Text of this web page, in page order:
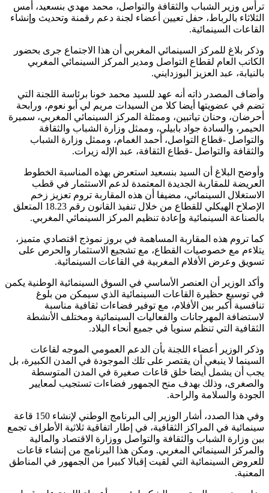
ترأس وزير الشباب والثقافة والتواصل، محمد مهدي بنسعيد، أمس
الثلاثاء بالرباط، حفل تعيين أعضاء لجنة دعم رقمنة وتحديث وإنشاء
القاعات السينمائية.
وذكر بلاغ للمركز السينمائي المغربي أن هذا الاجتماع جرى بحضور
الكاتب العام لقطاع التواصل ومدير المركز السينمائي المغربي
بالنيابة، عبد العزيز البوزدايني.
وأضاف المصدر ذاته أنه عهد للسيد محمد خونا برئاسة اللجنة التي
تضم في عضويتها أيضا كلا من السيدات مريم لي أبو نعوم، ورابحة
أحرضان، وحنان تياتبين، وممثلة المركز السينمائي المغربي، سميرة
الحيمر، والسادة جواد بابيلي، وممثل وزارة الشباب والثقافة
والتواصل -قطاع التواصل، أحمد الغمام، وممثل وزارة الشباب
والثقافة والتواصل -قطاع الثقافة، عبد الإله زيرات.
وأوضح البلاغ أن السيد بنسعيد استعرض بهذه المناسبة الخطوط
العريضة للمقاربة الجديدة المعتمدة لدعم الاستثمار في قطب
الاستغلال السينمائي، مضيفا أن هذه المقاربة تروم تعزيز زخم
الإصلاح الهيكلي للقطاع من خلال تنفيذ القانون رقم 18.23 المتعلق
بالصناعة السينمائية وإعادة تنظيم المركز السينمائي المغربي.
كما تروم هذه المقاربة المساهمة في بروز نموذج اقتصادي متميز،
يتلاءم مع خصوصيات القطاع، مع تشجيع الاستثمار والحرص على
تسويق وعرض الأفلام المغربية في القاعات السينمائية.
وأكد الوزير أن العنصر الأساسي في السوق السينمائية الوطنية يكمن
في توسيع حظيرة القاعات السينمائية الذي سيمكن من بلوغ
تنافسية أكبر بين الأفلام، مع توفير فضاءات ثقافية مناسبة
لاستضافة المهرجانات والفعاليات السينمائية ومختلف الأنشطة
الثقافية التي تنظم سنويا في جميع أنحاء البلاد.
وذكر الوزير أعضاء اللجنة بأن الدعم العمومي الموجه لقاعات
السينما لا ينبغي أن يقتصر على تلك الموجودة في المدن الكبيرة، بل
يجب أن يشمل أيضا خلق قاعات صغيرة في المدن المتوسطة
والصغرى، وذلك بهدف منح الجمهور فضاءات تستجيب لمعايير
الجودة والسلامة والراحة.
وفي هذا الصدد، أشار الوزير إلى البرنامج الوطني لإنشاء 150 قاعة
سينمائية في المراكز الثقافية، في إطار اتفاقية ثلاثية الأطراف تجمع
بين وزارة الشباب والثقافة والتواصل ووزارة الاقتصاد والمالية
والمركز السينمائي المغربي. ومكن هذا البرنامج من إنشاء قاعات
للعروض السينمائية التي لقيت إقبالا كبيرا من الجمهور في المناطق
المعنية.